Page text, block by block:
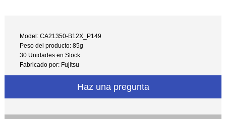
Model: CA21350-B12X_P149
Peso del producto: 85g
30 Unidades en Stock
Fabricado por: Fujitsu
Haz una pregunta